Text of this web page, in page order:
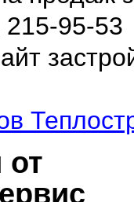
95-53
от